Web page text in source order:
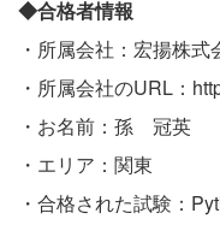
◆合格者情報
・所属会社：宏揚株式
・所属会社のURL：
・お名前：孫 冠英
・エリア：関東
・合格された試験：